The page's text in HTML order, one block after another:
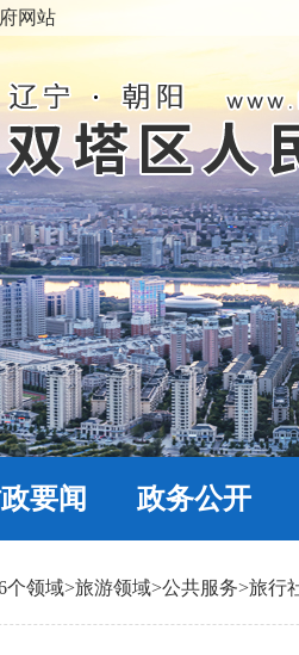
网站
要闻 政务公开
个领域>旅游领域>公共服务>旅行